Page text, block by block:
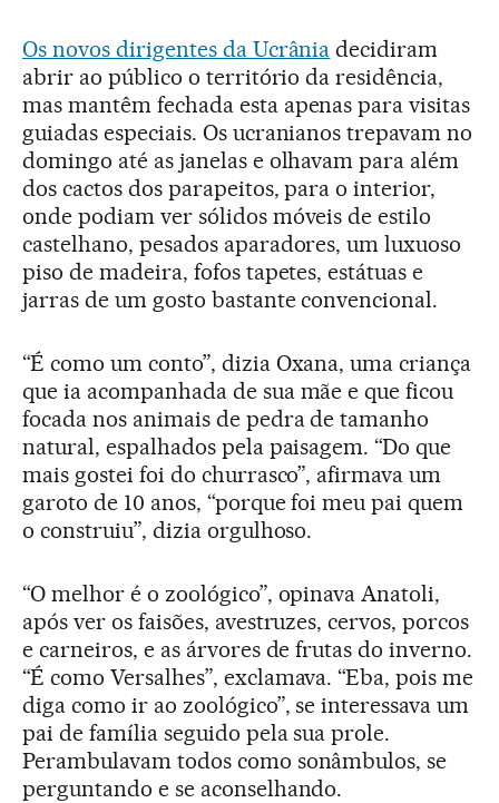
Os novos dirigentes da Ucrânia decidiram
abrir ao público o território da residência,
mas mantêm fechada esta apenas para visitas
guiadas especiais. Os ucranianos trepavam no
domingo até as janelas e olhavam para além
dos cactos dos parapeitos, para o interior,
onde podiam ver sólidos móveis de estilo
castelhano, pesados aparadores, um luxuoso
piso de madeira, fofos tapetes, estátuas e
jarras de um gosto bastante convencional.
“É como um conto”, dizia Oxana, uma criança
que ia acompanhada de sua mãe e que ficou
focada nos animais de pedra de tamanho
natural, espalhados pela paisagem. “Do que
mais gostei foi do churrasco”, afirmava um
garoto de 10 anos, “porque foi meu pai quem
o construiu”, dizia orgulhoso.
“O melhor é o zoológico”, opinava Anatoli,
após ver os faisões, avestruzes, cervos, porcos
e carneiros, e as árvores de frutas do inverno.
“É como Versalhes”, exclamava. “Eba, pois me
diga como ir ao zoológico”, se interessava um
pai de família seguido pela sua prole.
Perambulavam todos como sonâmbulos, se
perguntando e se aconselhando.